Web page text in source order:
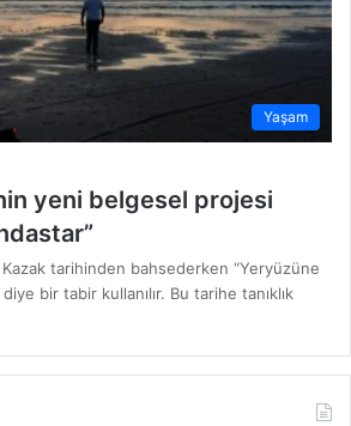
Yaşam
yeni belgesel projesi
Kazak tarihinden bahsederken “Yeryüzüne
diye bir tabir kullanılır. Bu tarihe tanıklık